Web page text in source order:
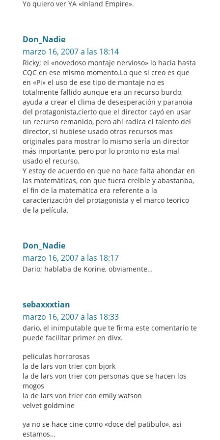
Yo quiero ver YA «Inland Empire».
Don_Nadie
marzo 16, 2007 a las 18:14
Ricky; el «novedoso montaje nervioso» lo hacia hasta
CQC en ese mismo momento.Lo que si creo es que
en «Pi» el uso de ese tipo de montaje no es
totalmente fallido aunque era un recurso burdo,
ayuda a crear el clima de desesperación y paranoia
del protagonista,cierto que el director cayó en usar
un recurso remanido, pero ahi radica el talento del
director, si hubiese usado otros recursos mas
originales para mostrar lo mismo sería un director
más importante, pero por lo pronto no esta mal
usado el recurso.
Y estoy de acuerdo en que no hace falta ahondar en
las matemáticas, con que fuera creible y abastanba,
el fin de la matemática era referente a la
caracterización del protagonista y el marco teorico
de la película.
Don_Nadie
marzo 16, 2007 a las 18:17
Dario; hablaba de Korine, obviamente…
sebaxxxtian
marzo 16, 2007 a las 18:33
dario, el inimputable que te firma este comentario te
puede facilitar primer en divx.
peliculas horrorosas
la de lars von trier con bjork
la de lars von trier con personas que se hacen los
mogos
la de lars von trier con emily watson
velvet goldmine
ya no se hace cine como «doce del patibulo», asi
estamos…